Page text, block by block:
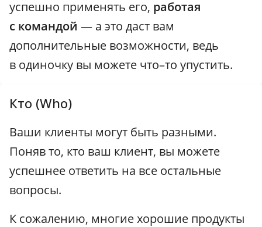
успешно применять его, работая
с командой — а это даст вам
дополнительные возможности, ведь
в одиночку вы можете что–то упустить.
Кто (Who)
Ваши клиенты могут быть разными.
Поняв то, кто ваш клиент, вы можете
успешнее ответить на все остальные
вопросы.
К сожалению, многие хорошие продукты